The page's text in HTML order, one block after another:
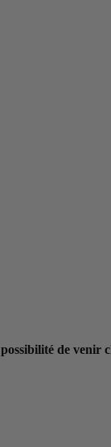
possibilité de venir